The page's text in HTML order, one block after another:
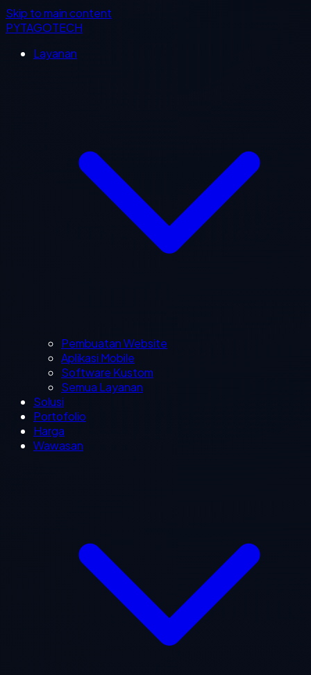
Skip to main content
PYTAGOTECH
Layanan
Pembuatan Website
Aplikasi Mobile
Software Kustom
Semua Layanan
Solusi
Portofolio
Harga
Wawasan